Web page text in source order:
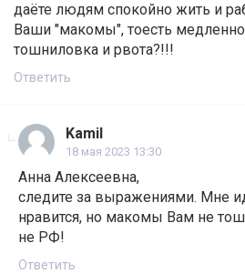
даёте людям спокойно жить и
Ваши "макомы", тоесть
тошниловка и рвота?!!!
Ответить
Kamil
18 мая 2023 13:30
Анна Алексеевна,
следите за выражениями. Мне
нравится, но макомы Вам не
не РФ!
Ответить